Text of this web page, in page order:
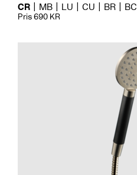
CR MB LU CU BR BC
Pris 690 KR